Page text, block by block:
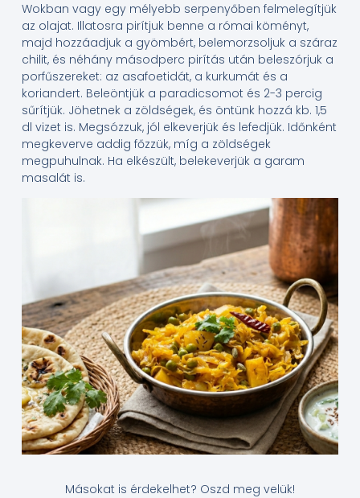
Wokban vagy egy mélyebb serpenyőben felmelegítjük
az olajat. Illatosra pirítjuk benne a római köményt,
majd hozzáadjuk a gyömbért, belemorzsoljuk a száraz
chilit, és néhány másodperc pirítás után beleszórjuk a
porfűszereket: az asafoetidát, a kurkumát és a
koriandert. Beleöntjük a paradicsomot és 2-3 percig
sűrítjük. Jöhetnek a zöldségek, és öntünk hozzá kb. 1,5
dl vizet is. Megsózzuk, jól elkeverjük és lefedjük. Időnként
megkeverve addig főzzük, míg a zöldségek
megpuhulnak. Ha elkészült, belekeverjük a garam
masalát is.
Másokat is érdekelhet? Oszd meg velük!